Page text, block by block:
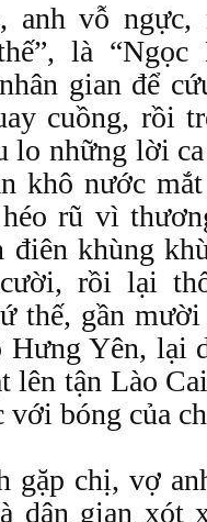
anh vỗ ngực,
là
gian để
cuồng, rồi
lo những lời
khô nước
rũ vì
điên khùng
rồi lại
thế, gần
Hưng Yên, lại
lên tận Lào
với bóng của
gặp chị, vợ
dân gian xót